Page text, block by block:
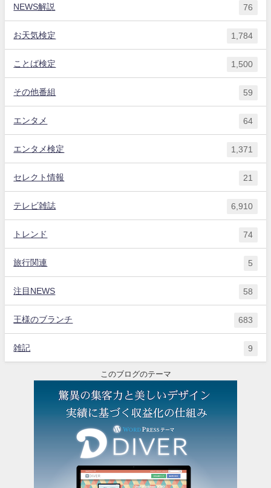
NEWS解説 76
お天気検定 1,784
ことば検定 1,500
その他番組 59
エンタメ 64
エンタメ検定 1,371
セレクト情報 21
テレビ雑誌 6,910
トレンド 74
旅行関連 5
注目NEWS 58
王様のブランチ 683
雑記 9
このブログのテーマ